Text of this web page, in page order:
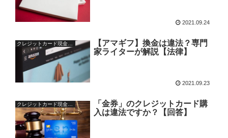
2021.09.24
【アマギフ】換金は違法？専門
家ライターが解説【法律】
2021.09.23
「金券」のクレジットカード購
入は違法ですか？【回答】